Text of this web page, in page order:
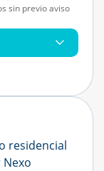
residencial
sin previo aviso